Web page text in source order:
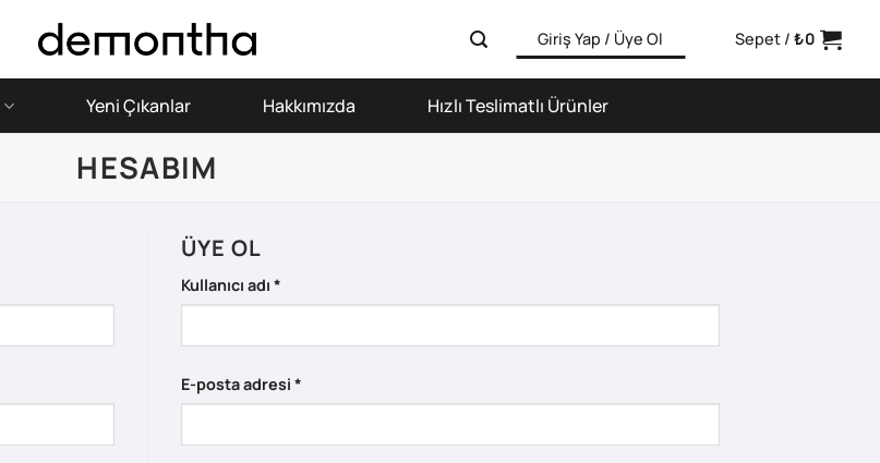
Giriş Yap / Üye Ol Sepet / ₺0
Yeni Çıkanlar Hakkımızda Hızlı Teslimatlı Ürünler
HESABIM
ÜYE OL
Kullanıcı adı *
E-posta adresi *